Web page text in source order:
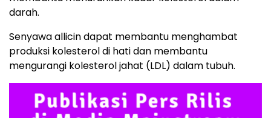
darah.
Senyawa allicin dapat membantu menghambat
produksi kolesterol di hati dan membantu
mengurangi kolesterol jahat (LDL) dalam tubuh.